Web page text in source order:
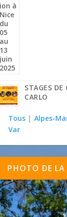
STAGES
CARLO
Tous | Alpes-
Var
PHOTO DE LA